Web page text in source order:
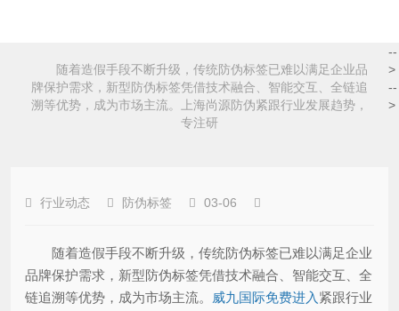
随着造假手段不断升级，传统防伪标签已难以满足企业品
牌保护需求，新型防伪标签凭借技术融合、智能交互、全链追
溯等优势，成为市场主流。上海尚源防伪紧跟行业发展趋势，
专注研
行业动态 防伪标签 03-06
随着造假手段不断升级，传统防伪标签已难以满足企业
品牌保护需求，新型防伪标签凭借技术融合、智能交互、全
链追溯等优势，成为市场主流。
威九国际免费进入 紧跟行业
--
>
--
>